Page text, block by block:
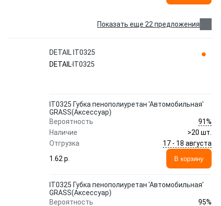
Показать еще 22 предложения
DETAIL IT0325
DETAIL IT0325
IT0325 Губка пенополиуретан 'Автомобильная'
GRASS(Аксессуар)
Вероятность
91%
Наличие
>20 шт.
Отгрузка
17 - 18 августа
1.62 p.
В корзину
IT0325 Губка пенополиуретан 'Автомобильная'
GRASS(Аксессуар)
Вероятность
95%